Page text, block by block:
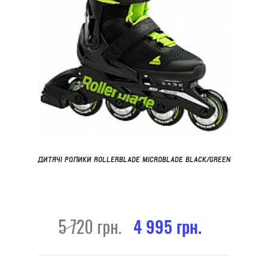
ДИТЯЧІ РОЛИКИ ROLLERBLADE MICROBLADE BLACK/GREEN
5 720 грн. 4 995 грн.